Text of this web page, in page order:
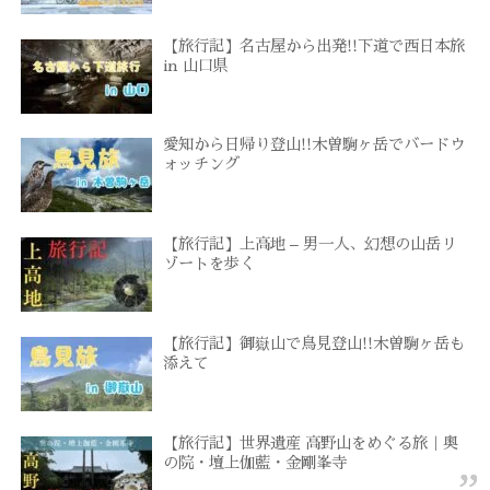
【旅行記】名古屋から出発!!下道で西日本旅
in 山口県
愛知から日帰り登山!!木曽駒ヶ岳でバードウ
ォッチング
【旅行記】上高地 – 男一人、幻想の山岳リ
ゾートを歩く
【旅行記】御嶽山で鳥見登山!!木曽駒ヶ岳も
添えて
【旅行記】世界遺産 高野山をめぐる旅｜奥
の院・壇上伽藍・金剛峯寺